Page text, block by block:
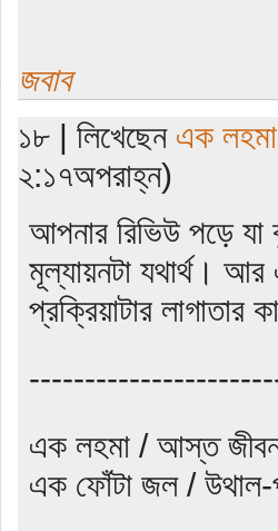
জবাব
১৮ | লিখেছেন এক লহমা
২:১৭অপরাহ্ন)
আপনার রিভিউ পড়ে যা
মূল্যায়নটা যথার্থ। আর
প্রক্রিয়াটার লাগাতার
এক লহমা / আস্ত
এক ফোঁটা জল /